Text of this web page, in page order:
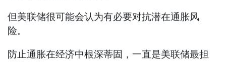
但美联储很可能会认为有必要对抗潜在通胀风
险。
防止通胀在经济中根深蒂固，一直是美联储最担